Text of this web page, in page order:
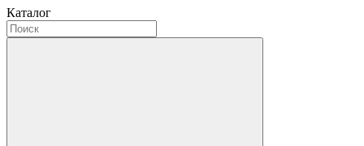
Каталог